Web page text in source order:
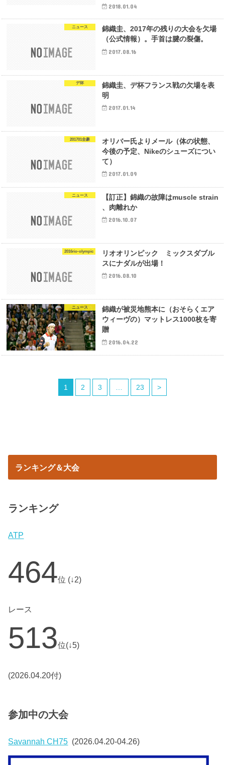
2018.01.04
ニュース
錦織圭、2017年の残りの大会を欠場
（公式情報）。手首は腱の裂傷。
2017.08.16
デ杯
錦織圭、デ杯フランス戦の欠場を表
明
2017.01.14
201701全豪
オリバー氏よりメール（体の状態、
今後の予定、Nikeのシューズについ
て）
2017.01.09
ニュース
【訂正】錦織の故障はmuscle strain
、肉離れか
2016.10.07
2016rio-olympic
リオオリンピック ミックスダブル
スにナダルが出場！
2016.08.10
ニュース
錦織が被災地熊本に（おそらくエア
ウィーヴの）マットレス1000枚を寄
贈
2016.04.22
1 2 3 23 >
ランキング＆大会
ランキング
ATP
464位 (↓2)
レース
513位(↓5)
(2026.04.20付)
参加中の大会
Savannah CH75 (2026.04.20-04.26)